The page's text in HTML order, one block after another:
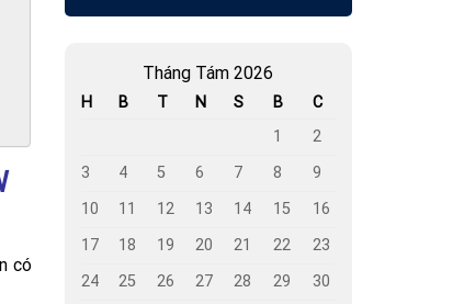
có
Tháng Tám 2026
H B T N S B
C
1
2
3
4 5 6 7 8
9
10
11 12 13 14 15
16
17
18 19 20 21 22
23
24
25 26 27 28 29
30